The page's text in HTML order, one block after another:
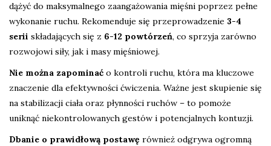
dążyć do maksymalnego zaangażowania mięśni poprzez pełne
wykonanie ruchu. Rekomenduje się przeprowadzenie 3-4
serii składających się z 6-12 powtórzeń, co sprzyja zarówno
rozwojowi siły, jak i masy mięśniowej.
Nie można zapominać o kontroli ruchu, która ma kluczowe
znaczenie dla efektywności ćwiczenia. Ważne jest skupienie się
na stabilizacji ciała oraz płynności ruchów – to pomoże
uniknąć niekontrolowanych gestów i potencjalnych kontuzji.
Dbanie o prawidłową postawę również odgrywa ogromną